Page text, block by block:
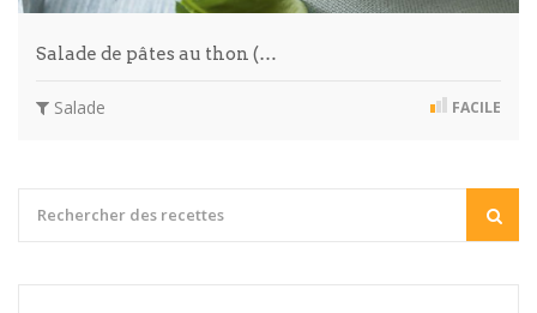
Salade de pâtes au thon (…
Salade FACILE